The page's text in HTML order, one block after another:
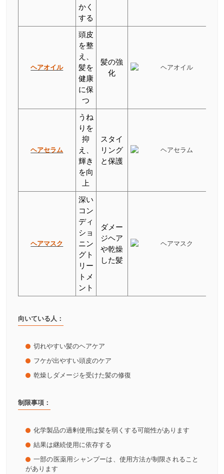
かく
する
ヘアオイル
頭皮
を整
え、
髪を
健康
に保
つ
髪の強
化
ヘアセラム
うね
りを
抑
え、
輝き
を向
上
スタイ
リング
と保護
ヘアマスク
深い
コン
ディ
ショ
ニン
グト
リー
トメ
ント
ダメー
ジヘア
や乾燥
した髪
向いている人：
切れやすい髪のヘアケア
フケが出やすい頭皮のケア
乾燥しダメージを受けた髪の修復
制限事項：
化学製品の過剰使用は髪を弱くする可能性があります
結果は継続使用に依存する
一部の医薬用シャンプーは、使用方法が制限されること
があります